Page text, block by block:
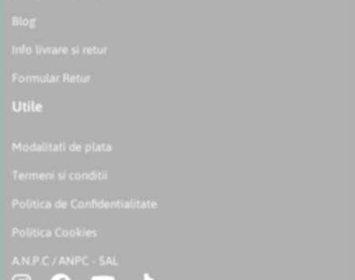
Blog
Info livrare si retur
Formular Retur
Utile
Modalitati de plata
Termeni si conditii
Politica de Confidentialitate
Politica Cookies
A.N.P.C / ANPC - SAL